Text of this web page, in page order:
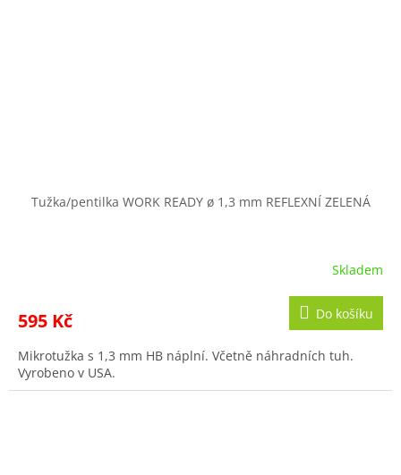
Tužka/pentilka WORK READY ø 1,3 mm REFLEXNÍ ZELENÁ
Skladem
595 Kč Do košíku
Mikrotužka s 1,3 mm HB náplní. Včetně náhradních tuh.
Vyrobeno v USA.